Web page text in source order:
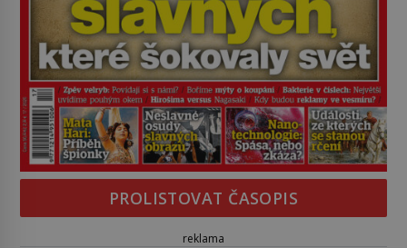
PROLISTOVAT ČASOPIS
reklama